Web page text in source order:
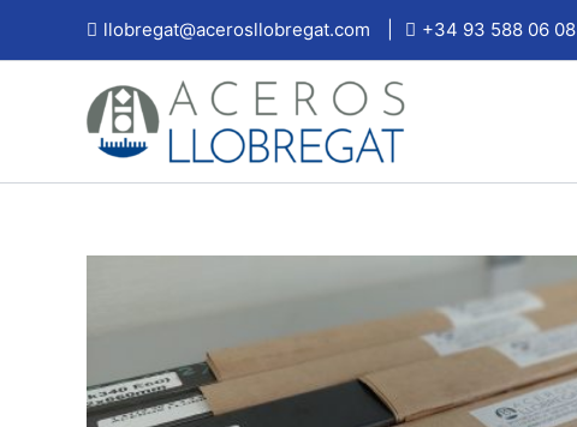
llobregat@acerosllobregat.com +34 93 588 06 08